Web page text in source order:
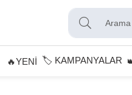
🔥YENİ 🏷️ KAMPANYALAR